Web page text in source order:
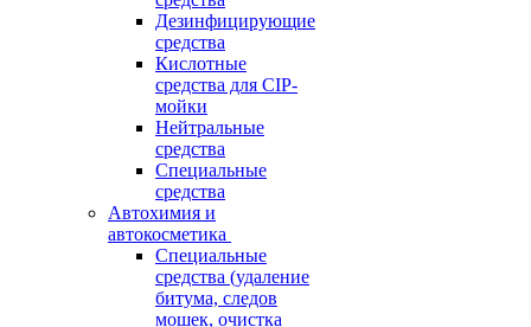
Дезинфицирующие
средства
Кислотные
средства для CIP-
мойки
Нейтральные
средства
Специальные
средства
Автохимия и
автокосметика
Специальные
средства (удаление
битума, следов
мошек, очистка